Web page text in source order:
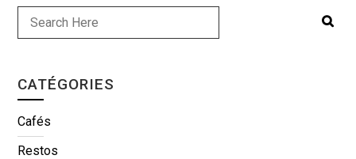
CATÉGORIES
Cafés
Restos